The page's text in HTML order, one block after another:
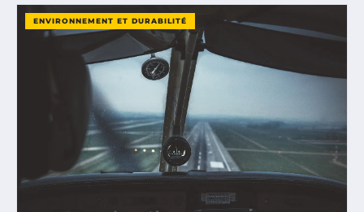
ENVIRONNEMENT ET DURABILITÉ